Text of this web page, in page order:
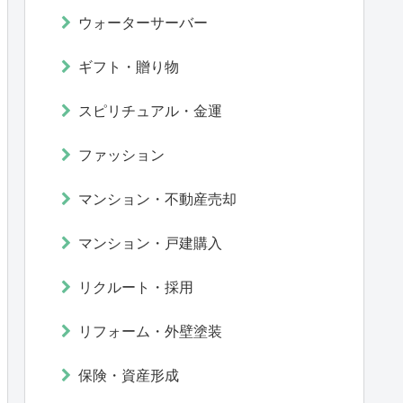
ウォーターサーバー
ギフト・贈り物
スピリチュアル・金運
ファッション
マンション・不動産売却
マンション・戸建購入
リクルート・採用
リフォーム・外壁塗装
保険・資産形成